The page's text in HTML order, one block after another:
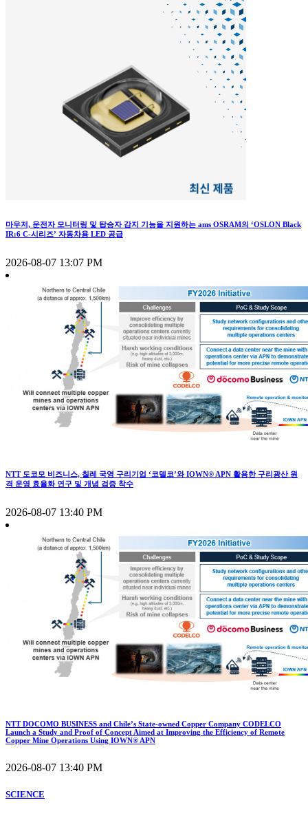
마우저, 운전자 모니터링 및 탑승자 감지 기능을 지원하는 ams OSRAM의 ‘OSLON Black
IR:6 C-시리즈’ 자동차용 LED 공급
2026-08-07 13:07 PM
NTT 도코모 비즈니스, 칠레 국영 구리기업 ‘코델코’와 IOWN® APN 활용한 구리광산 원
격 운영 효율화 연구 및 개념 검증 착수
2026-08-07 13:40 PM
NTT DOCOMO BUSINESS and Chile’s State-owned Copper Company CODELCO
Launch a Study and Proof of Concept Aimed at Improving the Efficiency of Remote
Copper Mine Operations Using IOWN® APN
2026-08-07 13:40 PM
SCIENCE